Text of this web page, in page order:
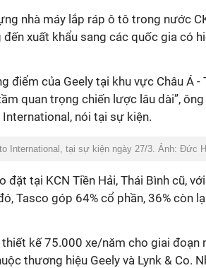
nhà máy lắp ráp ô tô trong nước
xuất khẩu sang các quốc gia có
điểm của Geely tại khu vực Châu Á -
quan trọng chiến lược lâu dài”, ông
International, nói tại sự kiện.
International, tại sự kiện ngày 27/3. Ảnh: Đức
đặt tại KCN Tiền Hải, Thái Bình cũ, với
Tasco góp 64% cổ phần, 36% còn
kế 75.000 xe/năm cho giai đoạn
thương hiệu Geely và Lynk & Co.